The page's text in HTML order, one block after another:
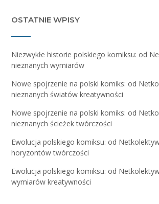
OSTATNIE WPISY
Niezwykłe historie polskiego komiksu: od
nieznanych wymiarów
Nowe spojrzenie na polski komiks: od
nieznanych światów kreatywności
Nowe spojrzenie na polski komiks: od
nieznanych ścieżek twórczości
Ewolucja polskiego komiksu: od
horyzontów twórczości
Ewolucja polskiego komiksu: od
wymiarów kreatywności